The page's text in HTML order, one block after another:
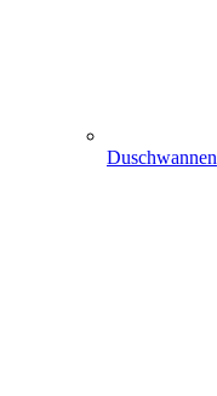
Duschwannen